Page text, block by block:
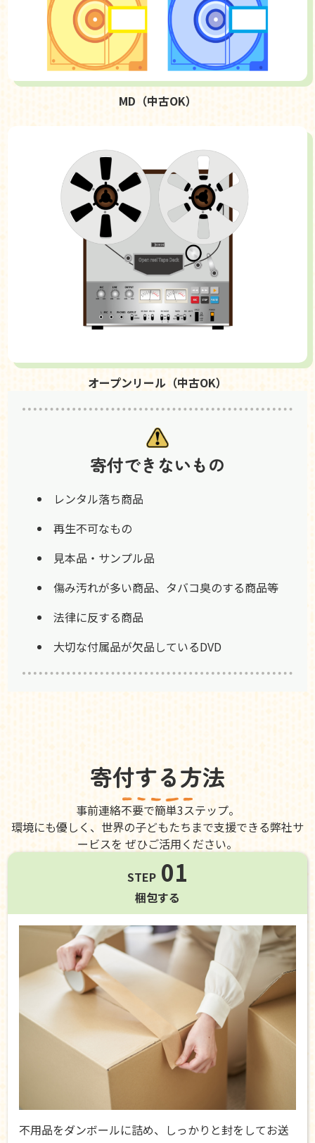
MD（中古OK）
オープンリール（中古OK）
寄付できないもの
レンタル落ち商品
再生不可なもの
見本品・サンプル品
傷み汚れが多い商品、タバコ臭のする商品等
法律に反する商品
大切な付属品が欠品しているDVD
寄付する方法
事前連絡不要で簡単3ステップ。
環境にも優しく、世界の子どもたちまで支援できる弊社サ
ービスを ぜひご活用ください。
STEP 01
梱包する
不用品をダンボールに詰め、しっかりと封をしてお送